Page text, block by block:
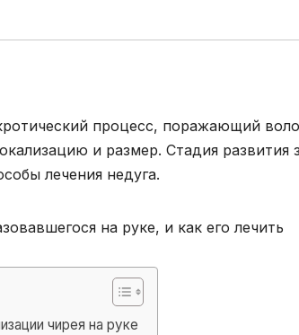
процесс, поражающий
и размер. Стадия развития
лечения недуга.
чирея на руке